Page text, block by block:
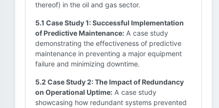
thereof) in the oil and gas sector.
5.1 Case Study 1: Successful Implementation
of Predictive Maintenance: A case study
demonstrating the effectiveness of predictive
maintenance in preventing a major equipment
failure and minimizing downtime.
5.2 Case Study 2: The Impact of Redundancy
on Operational Uptime: A case study
showcasing how redundant systems prevented